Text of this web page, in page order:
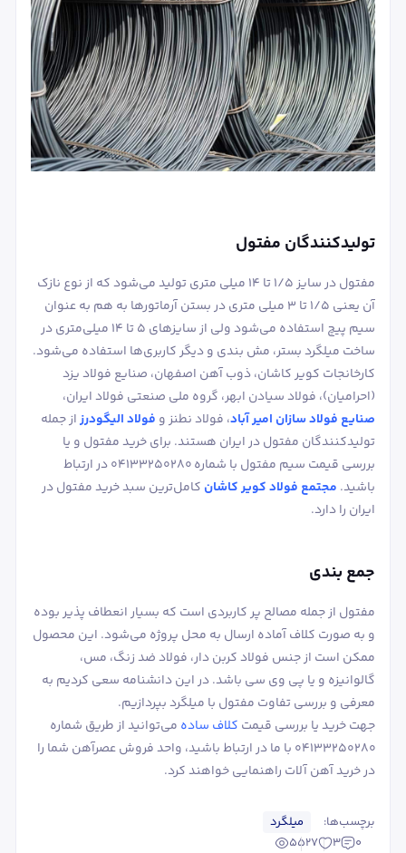
تولیدکنندگان مفتول
مفتول در سایز 1/5 تا 14 میلی متری تولید می‌شود که از نوع نازک
آن یعنی 1/5 تا 3 میلی متری در بستن آرماتورها به هم به عنوان
سیم پیچ استفاده می‌شود ولی از سایزهای 5 تا 14 میلی‌متری در
ساخت میلگرد بستر، مش بندی و دیگر کاربری‌ها استفاده می‌شود.
کارخانجات کویر کاشان، ذوب آهن اصفهان، صنایع فولاد یزد
(احرامیان)، فولاد سیادن ابهر، گروه ملی صنعتی فولاد ایران،
صنایع فولاد سازان امیر آباد، فولاد نطنز و فولاد الیگودرزاز جمله
تولیدکنندگان مفتول در ایران هستند. برای خرید مفتول و یا
بررسی قیمت سیم مفتول با شماره 04133250280 در ارتباط
باشید. مجتمع فولاد کویر کاشان کامل‌ترین سبد خرید مفتول در
ایران را دارد.
جمع بندی
مفتول از جمله مصالح پر کاربردی است که بسیار انعطاف پذیر بوده
و به صورت کلاف آماده ارسال به محل پروژه می‌شود. این محصول
ممکن است از جنس فولاد کربن دار، فولاد ضد زنگ، مس،
گالوانیزه و یا پی وی سی باشد. در این دانشنامه سعی کردیم به
معرفی و بررسی تفاوت مفتول با میلگرد بپردازیم.
جهت خرید یا بررسی قیمت کلاف ساده می‌توانید از طریق شماره
04133250280 با ما در ارتباط باشید، واحد فروش عصرآهن شما را
در خرید آهن آلات راهنمایی خواهند کرد.
برچسب‌ها:
میلگرد
0
3
5527